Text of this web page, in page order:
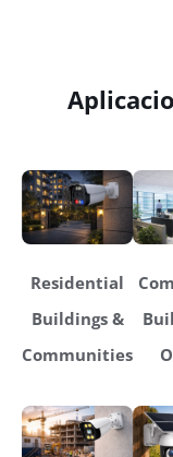
Residential
Buildings &
Communities